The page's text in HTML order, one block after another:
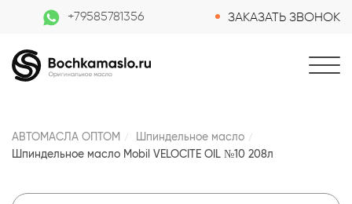
+79585781356 ЗАКАЗАТЬ ЗВОНОК
АВТОМАСЛА ОПТОМ
Шпиндельное масло
Шпиндельное масло Mobil VELOCITE OIL №10 208л